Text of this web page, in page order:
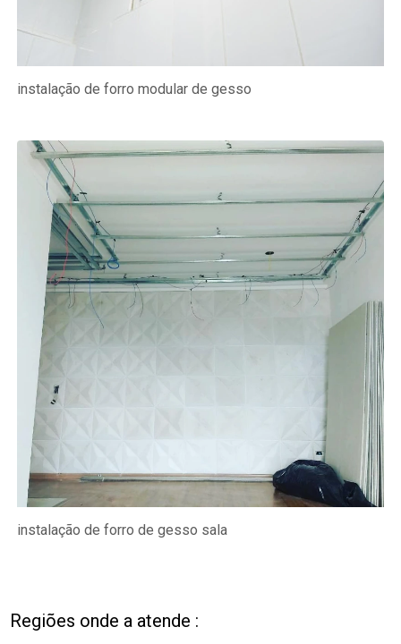
instalação de forro modular de gesso
instalação de forro de gesso sala
Regiões onde a atende :